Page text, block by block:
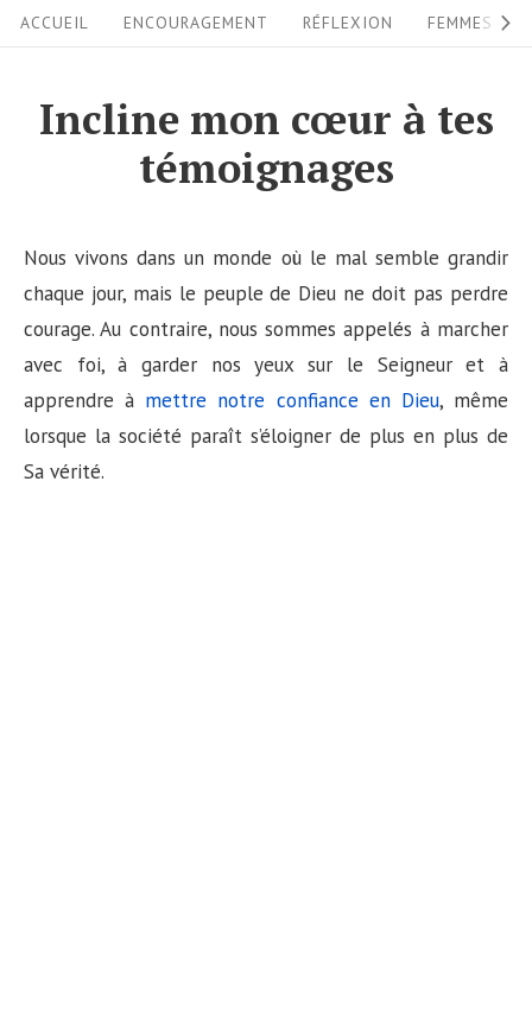
k
i
ACCUEIL ENCOURAGEMENT RÉFLEXION FEMMES
Incline mon cœur à tes
témoignages
Nous vivons dans un monde où le mal semble grandir
chaque jour, mais le peuple de Dieu ne doit pas perdre
courage. Au contraire, nous sommes appelés à marcher
avec foi, à garder nos yeux sur le Seigneur et à
apprendre à mettre notre confiance en Dieu, même
lorsque la société paraît s’éloigner de plus en plus de
Sa vérité.